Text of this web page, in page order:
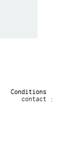
Conditions
contact :